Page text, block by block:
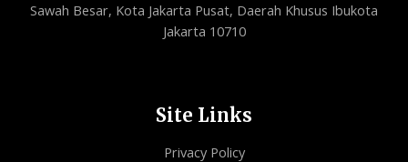
Sawah Besar, Kota Jakarta Pusat, Daerah Khusus Ibukota
Jakarta 10710
Site Links
Privacy Policy